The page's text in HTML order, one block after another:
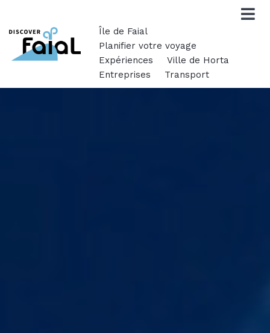
Île de Faial
Planifier votre voyage
Expériences
Ville de Horta
Entreprises
Transport